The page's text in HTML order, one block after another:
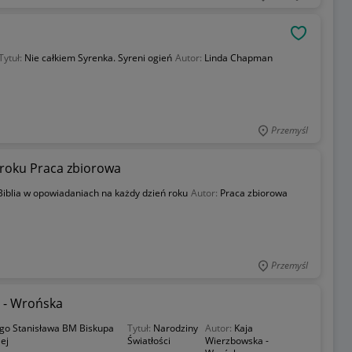
Nie całkiem Syrenka. Syreni ogień Autor: Linda Chapman
Przemyśl
Praca zbiorowa
w opowiadaniach na każdy dzień roku Autor: Praca zbiorowa
Przemyśl
Wrońska
Stanisława BM Biskupa
Tytuł: Narodziny
Światłości
Autor: Kaja
Wierzbowska -